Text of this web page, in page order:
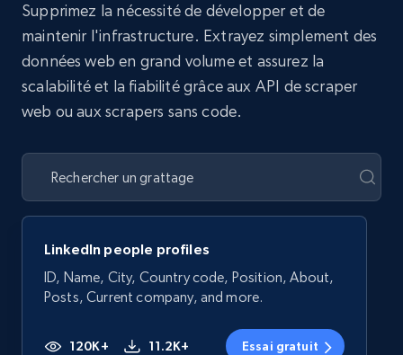
Supprimez la nécessité de développer et de
maintenir l'infrastructure. Extrayez simplement des
données web en grand volume et assurez la
scalabilité et la fiabilité grâce aux API de scraper
web ou aux scrapers sans code.
LinkedIn people profiles
ID, Name, City, Country code, Position, About,
Posts, Current company, and more.
120K+ 11.2K+ Essai gratuit